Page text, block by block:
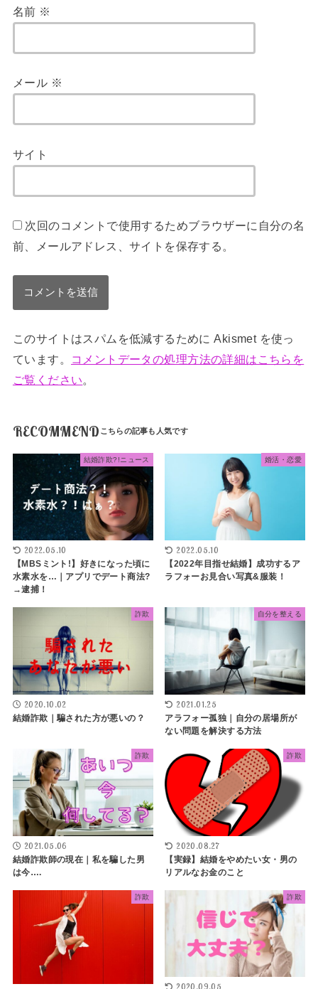
名前 ※
メール ※
サイト
次回のコメントで使用するためブラウザーに自分の名
前、メールアドレス、サイトを保存する。
このサイトはスパムを低減するために Akismet を使っ
ています。
コメントデータの処理方法の詳細はこちらを
ご覧ください。
RECOMMEND
結婚詐欺?!ニュース
2022.05.10
【MBSミント!】好きになった頃に
水素水を…｜アプリでデート商法?
→逮捕！
婚活・恋愛
2022.05.10
【2022年目指せ結婚】成功するア
ラフォーお見合い写真&服装！
詐欺
2020.10.02
結婚詐欺｜騙された方が悪いの？
自分を整える
2021.01.25
アラフォー孤独｜自分の居場所が
ない問題を解決する方法
詐欺
2021.05.06
結婚詐欺師の現在｜私を騙した男
は今….
詐欺
2020.08.27
【実録】結婚をやめたい女・男の
リアルなお金のこと
詐欺 詐欺
2020.09.05